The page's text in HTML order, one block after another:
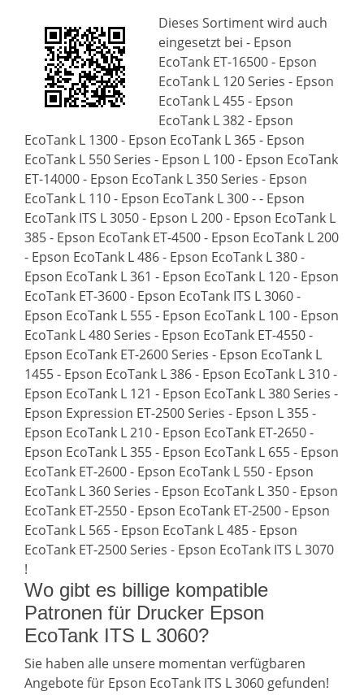
Dieses Sortiment wird auch
eingesetzt bei - Epson
EcoTank ET-16500 - Epson
EcoTank L 120 Series - Epson
EcoTank L 455 - Epson
EcoTank L 382 - Epson
EcoTank L 1300 - Epson EcoTank L 365 - Epson
EcoTank L 550 Series - Epson L 100 - Epson EcoTank
ET-14000 - Epson EcoTank L 350 Series - Epson
EcoTank L 110 - Epson EcoTank L 300 - - Epson
EcoTank ITS L 3050 - Epson L 200 - Epson EcoTank L
385 - Epson EcoTank ET-4500 - Epson EcoTank L 200
- Epson EcoTank L 486 - Epson EcoTank L 380 -
Epson EcoTank L 361 - Epson EcoTank L 120 - Epson
EcoTank ET-3600 - Epson EcoTank ITS L 3060 -
Epson EcoTank L 555 - Epson EcoTank L 100 - Epson
EcoTank L 480 Series - Epson EcoTank ET-4550 -
Epson EcoTank ET-2600 Series - Epson EcoTank L
1455 - Epson EcoTank L 386 - Epson EcoTank L 310 -
Epson EcoTank L 121 - Epson EcoTank L 380 Series -
Epson Expression ET-2500 Series - Epson L 355 -
Epson EcoTank L 210 - Epson EcoTank ET-2650 -
Epson EcoTank L 355 - Epson EcoTank L 655 - Epson
EcoTank ET-2600 - Epson EcoTank L 550 - Epson
EcoTank L 360 Series - Epson EcoTank L 350 - Epson
EcoTank ET-2550 - Epson EcoTank ET-2500 - Epson
EcoTank L 565 - Epson EcoTank L 485 - Epson
EcoTank ET-2500 Series - Epson EcoTank ITS L 3070
!
Wo gibt es billige kompatible
Patronen für Drucker Epson
EcoTank ITS L 3060?
Sie haben alle unsere momentan verfügbaren
Angebote für Epson EcoTank ITS L 3060 gefunden!